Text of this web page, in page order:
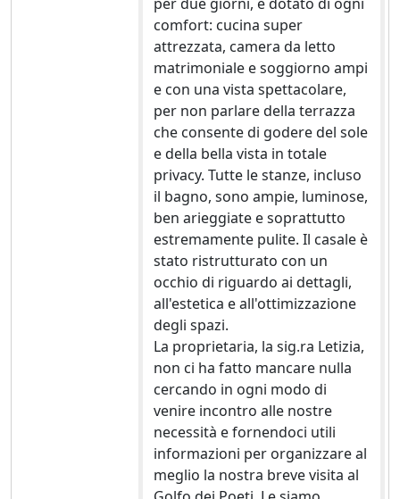
comfort: cucina super
attrezzata, camera da letto
matrimoniale e soggiorno ampi
e con una vista spettacolare,
per non parlare della terrazza
che consente di godere del sole
e della bella vista in totale
privacy. Tutte le stanze, incluso
il bagno, sono ampie, luminose,
ben arieggiate e soprattutto
estremamente pulite. Il casale è
stato ristrutturato con un
occhio di riguardo ai dettagli,
all'estetica e all'ottimizzazione
degli spazi.
La proprietaria, la sig.ra Letizia,
non ci ha fatto mancare nulla
cercando in ogni modo di
venire incontro alle nostre
necessità e fornendoci utili
informazioni per organizzare al
meglio la nostra breve visita al